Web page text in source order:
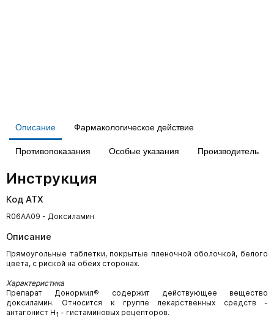
Описание Фармакологическое действие
Противопоказания Особые указания Производитель
Инструкция
Код АТХ
R06AA09 - Доксиламин
Описание
Прямоугольные таблетки, покрытые пленочной оболочкой, белого
цвета, с риской на обеих сторонах.
Характеристика
Препарат Донормил® содержит действующее вещество
доксиламин. Относится к группе лекарственных средств -
антагонист H1 - гистаминовых рецепторов.